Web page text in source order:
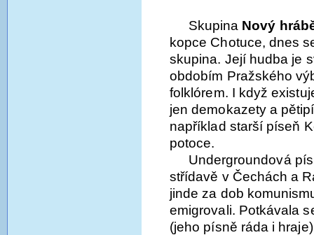
Skupina Nový
kopce Chotuce, dnes
skupina. Její hudba je
obdobím Pražského
folklórem. I když
jen demokazety a
například starší píseň
potoce.
Undergroundová
střídavě v Čechách a
jinde za dob
emigrovali. Potkávala
(jeho písně ráda i